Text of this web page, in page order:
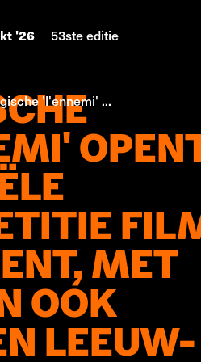
'26 53ste editie
'l'ennemi' ...
MET
OOK
LEEUW-